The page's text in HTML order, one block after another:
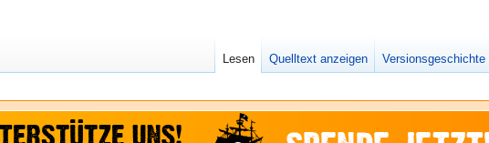
Lesen Quelltext anzeigen Versionsgeschichte